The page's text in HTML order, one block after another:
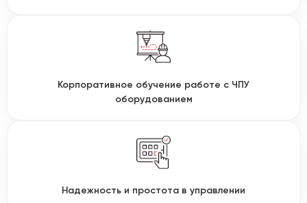
Корпоративное обучение работе с ЧПУ
оборудованием
Надежность и простота в управлении